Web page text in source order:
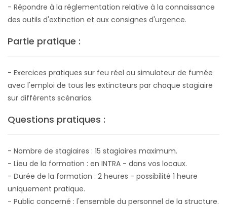
- Répondre à la réglementation relative à la connaissance
des outils d'extinction et aux consignes d'urgence.
Partie pratique :
- Exercices pratiques sur feu réel ou simulateur de fumée
avec l'emploi de tous les extincteurs par chaque stagiaire
sur différents scénarios.
Questions pratiques :
- Nombre de stagiaires : 15 stagiaires maximum.
- Lieu de la formation : en INTRA - dans vos locaux.
- Durée de la formation : 2 heures - possibilité 1 heure
uniquement pratique.
- Public concerné : l'ensemble du personnel de la structure.